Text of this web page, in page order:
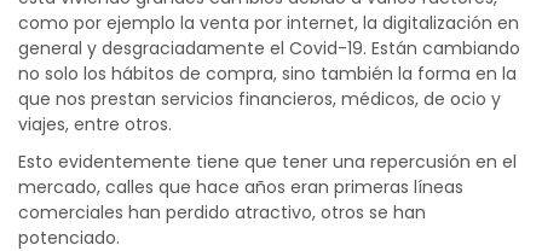
como por ejemplo la venta por internet, la digitalización en
general y desgraciadamente el Covid-19. Están cambiando
no solo los hábitos de compra, sino también la forma en la
que nos prestan servicios financieros, médicos, de ocio y
viajes, entre otros.
Esto evidentemente tiene que tener una repercusión en el
mercado, calles que hace años eran primeras líneas
comerciales han perdido atractivo, otros se han
potenciado.